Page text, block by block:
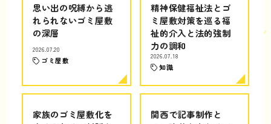
思い出の呪縛から逃
れられないゴミ屋敷
の深層
2026.07.20
ゴミ屋敷
精神保健福祉法とゴ
ミ屋敷対策を巡る福
祉的介入と法的強制
力の調和
2026.07.18
知識
家族のゴミ屋敷化を
関西で記事制作と